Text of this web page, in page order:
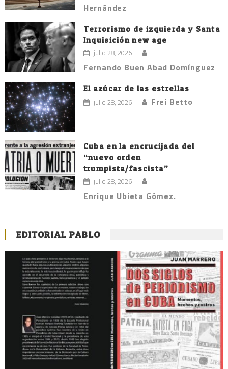
Hernández
Terrorismo de izquierda y Santa
Inquisición new age
julio 28, 2026
Fernando Buen Abad Domínguez
El azúcar de las estrellas
julio 28, 2026 Frei Betto
Cuba en la encrucijada del
“nuevo orden
trumpista/fascista”
julio 28, 2026
Enrique Ubieta Gómez.
EDITORIAL PABLO